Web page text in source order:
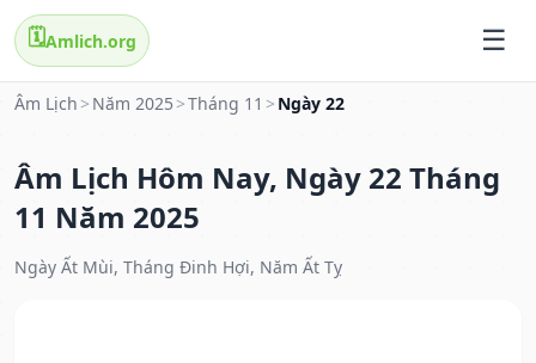
🗓️Amlich.org
Âm Lịch > Năm 2025 >Tháng 11 > Ngày 22
Âm Lịch Hôm Nay, Ngày 22 Tháng
11 Năm 2025
Ngày Ất Mùi, Tháng Đinh Hợi, Năm Ất Tỵ